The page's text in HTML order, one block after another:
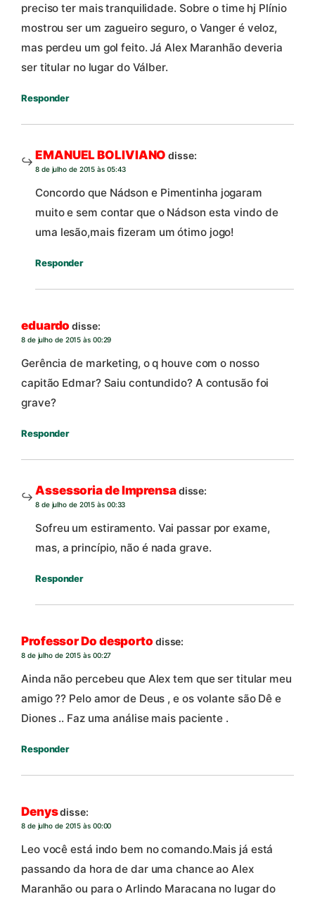
preciso ter mais tranquilidade. Sobre o time hj Plínio
mostrou ser um zagueiro seguro, o Vanger é veloz,
mas perdeu um gol feito. Já Alex Maranhão deveria
ser titular no lugar do Válber.
Responder
EMANUEL BOLIVIANO disse:
8 de julho de 2015 às 05:43
Concordo que Nádson e Pimentinha jogaram
muito e sem contar que o Nádson esta vindo de
uma lesão,mais fizeram um ótimo jogo!
Responder
eduardo disse:
8 de julho de 2015 às 00:29
Gerência de marketing, o q houve com o nosso
capitão Edmar? Saiu contundido? A contusão foi
grave?
Responder
Assessoria de Imprensadisse:
8 de julho de 2015 às 00:33
Sofreu um estiramento. Vai passar por exame,
mas, a princípio, não é nada grave.
Responder
Professor Do desporto disse:
8 de julho de 2015 às 00:27
Ainda não percebeu que Alex tem que ser titular meu
amigo ?? Pelo amor de Deus , e os volante são Dê e
Diones .. Faz uma análise mais paciente .
Responder
Denysdisse:
8 de julho de 2015 às 00:00
Leo você está indo bem no comando.Mais já está
passando da hora de dar uma chance ao Alex
Maranhão ou para o Arlindo Maracana no lugar do